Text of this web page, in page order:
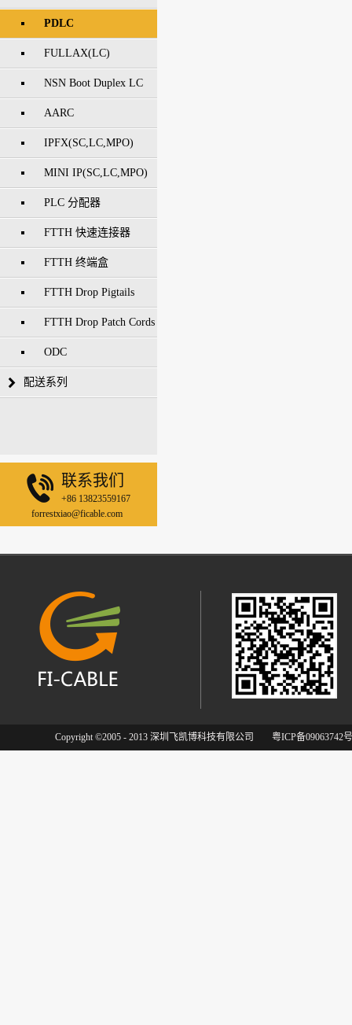
PDLC
FULLAX(LC)
NSN Boot Duplex LC
AARC
IPFX(SC,LC,MPO)
MINI IP(SC,LC,MPO)
PLC 分配器
FTTH 快速连接器
FTTH 终端盒
FTTH Drop Pigtails
FTTH Drop Patch Cords
ODC
配送系列
联系我们
+86 13823559167
forrestxiao@ficable.com
Copyright ©2005 - 2013 深圳飞凯博科技有限公司 粤ICP备09063742